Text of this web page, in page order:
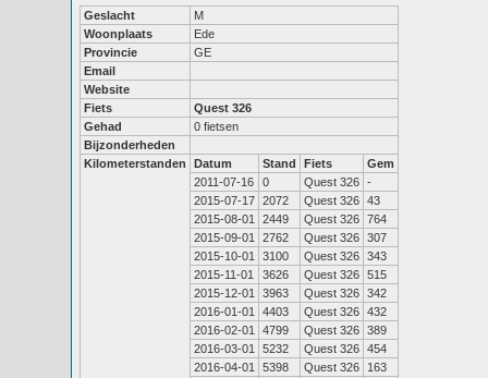
Geslacht
M
Woonplaats
Ede
Provincie
GE
Email
Website
Fiets
Quest 326
Gehad
0 fietsen
Bijzonderheden
Kilometerstanden
Datum Stand Fiets
Gem
2011-07-16
0 Quest 326 -
2015-07-17 2072 Quest 326 43
2015-08-01
2449 Quest 326 764
2015-09-01
2762 Quest 326 307
2015-10-01
3100 Quest 326 343
2015-11-01
3626 Quest 326 515
2015-12-01
3963 Quest 326 342
2016-01-01
4403 Quest 326 432
2016-02-01
4799 Quest 326 389
2016-03-01
5232 Quest 326 454
2016-04-01
5398 Quest 326
163